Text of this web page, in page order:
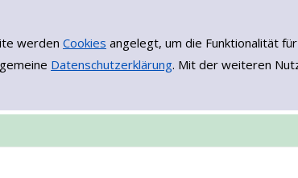
werden Cookies angelegt, um die Funktionalität
Datenschutzerklärung. Mit der weiteren